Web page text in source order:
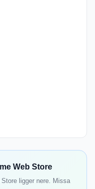
Web Store
ligger nere. Missa